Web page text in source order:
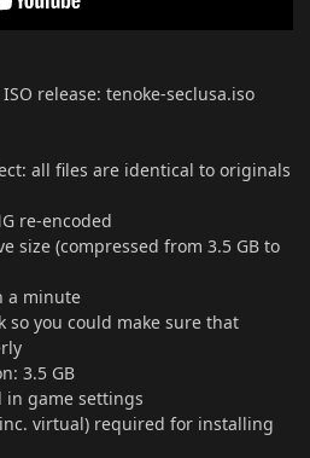
ISO release: tenoke-seclusa.iso
all files are identical to originals
re-encoded
size (compressed from 3.5 GB to
a minute
you could make sure that
3.5 GB
in game settings
virtual) required for installing